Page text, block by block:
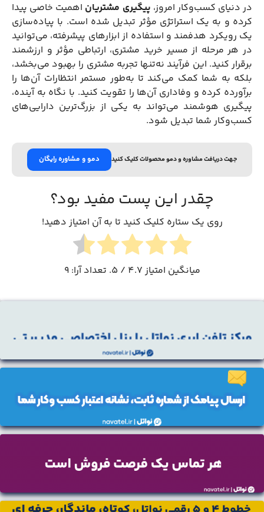
در دنیای کسب‌وکار امروز، پیگیری مشتریان اهمیت خاصی پیدا
کرده و به یک استراتژی مؤثر تبدیل شده است. با پیاده‌سازی
یک رویکرد هدفمند و استفاده از ابزارهای پیشرفته، می‌توانید
در هر مرحله از مسیر خرید مشتری، ارتباطی مؤثر و ارزشمند
برقرار کنید. این فرآیند نه‌تنها تجربه مشتری را بهبود می‌بخشد،
بلکه به شما کمک می‌کند تا به‌طور مستمر انتظارات آن‌ها را
برآورده کرده و وفاداری آن‌ها را تقویت کنید. با نگاه به آینده،
پیگیری هوشمند می‌تواند به یکی از بزرگ‌ترین دارایی‌های
کسب‌وکار شما تبدیل شود.
جهت دریافت مشاوره و دمو محصولات کلیک کنید دمو و مشاوره رایگان
چقدر این پست مفید بود؟
روی یک ستاره کلیک کنید تا به آن امتیاز دهید!
میانگین امتیاز 4.7 / 5. تعداد آرا: 9